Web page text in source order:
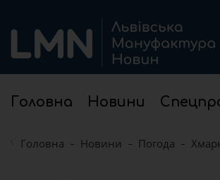
Головна Новини
Головна Новини Погода